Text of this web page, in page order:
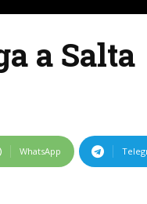
a Salta
WhatsApp